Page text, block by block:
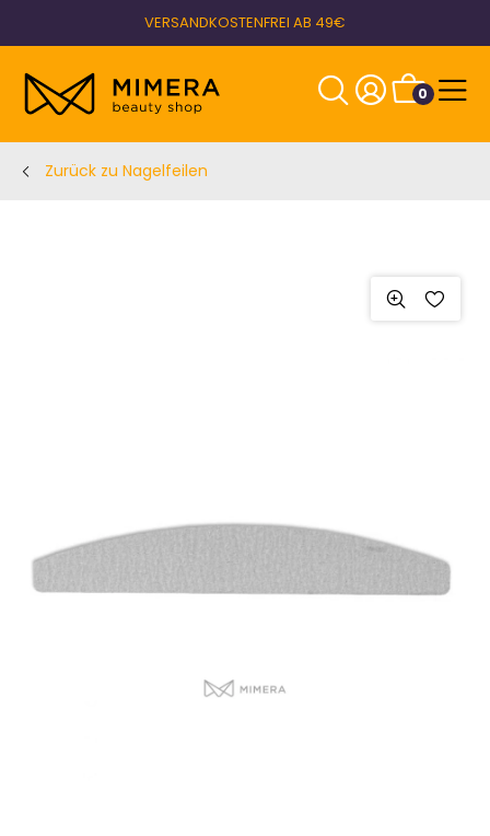
VERSANDKOSTENFREI AB 49€
0
Zurück zu Nagelfeilen